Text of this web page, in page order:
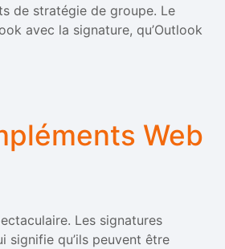
de stratégie de groupe. Le
avec la signature, qu’Outlook
Web
Les signatures
signifie qu’ils peuvent être